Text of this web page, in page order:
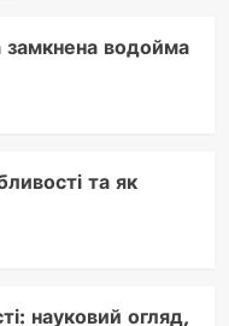
замкнена водойма
та як
науковий огляд,